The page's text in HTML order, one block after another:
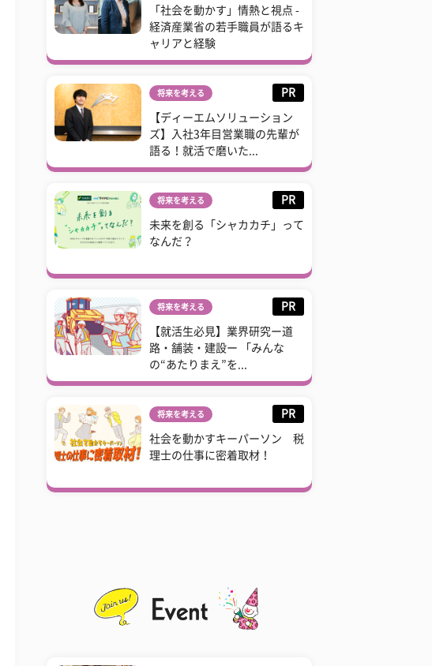
「社会を動かす」情熱と視点 -
経済産業省の若手職員が語るキ
ャリアと経験
将来を考える PR
【ディーエムソリューション
ズ】入社3年目営業職の先輩が
語る！就活で磨いた...
将来を考える PR
未来を創る「シャカカチ」って
なんだ？
将来を考える PR
【就活生必見】業界研究ー道
路・舗装・建設ー 「みんな
の“あたりまえ”を...
将来を考える PR
社会を動かすキーパーソン 税
理士の仕事に密着取材！